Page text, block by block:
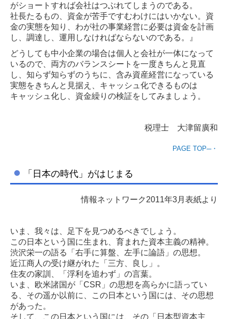
がショートすれば会社はつぶれてしまうのである。
社長たるもの、資金が苦手ですむわけにはいかない。資
金の実態を知り、わが社の事業経営に必要は資金を計画
し、調達し、運用しなければならないのである。』
どうしても中小企業の場合は個人と会社が一体になって
いるので、両方のバランスシートを一度きちんと見直
し、知らず知らずのうちに、含み資産経営になっている
実態をきちんと見据え、キャッシュ化できるものは
キャッシュ化し、資金繰りの検証をしてみましょう。
税理士 大津留廣和
PAGE TOP─・
「日本の時代」がはじまる
情報ネットワーク2011年3月表紙より
いま、我々は、足下を見つめるべきでしょう。
この日本という国に生まれ、育まれた資本主義の精神。
渋沢栄一の語る「右手に算盤、左手に論語」の思想。
近江商人の受け継がれた「三方、良し」。
住友の家訓、「浮利を追わず」の言葉。
いま、欧米諸国が「CSR」の思想を高らかに語ってい
る、その遥か以前に、この日本という国には、その思想
があった。
そして、この日本という国には、その「日本型資本主